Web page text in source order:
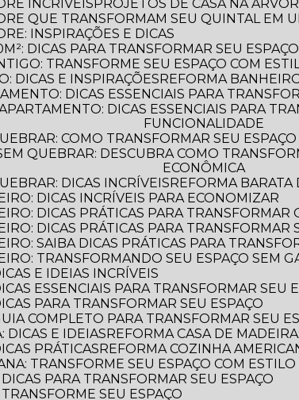
INCRÍVEIS
PROJETOS DE CASA NA
QUE TRANSFORMAM SEU QUINTAL EM
INSPIRAÇÕES E DICAS
DICAS PARA TRANSFORMAR SEU ESPAÇO
TRANSFORME SEU ESPAÇO COM
DICAS E INSPIRAÇÕES
REFORMA
DICAS ESSENCIAIS PARA
FUNCIONALIDADE
COMO TRANSFORMAR SEU
ECONÔMICA
DICAS INCRÍVEIS
REFORMA
DICAS INCRÍVEIS PARA ECONOMIZAR
DICAS PRÁTICAS PARA
DICAS PRÁTICAS PARA
SAIBA DICAS PRÁTICAS PARA
TRANSFORMANDO SEU ESPAÇO SEM
E IDEIAS INCRÍVEIS
ESSENCIAIS PARA TRANSFORMAR SEU
PARA TRANSFORMAR SEU ESPAÇO
COMPLETO PARA TRANSFORMAR SEU
DICAS E IDEIAS
REFORMA CASA DE
PRÁTICAS
REFORMA COZINHA
TRANSFORME SEU ESPAÇO COM
PARA TRANSFORMAR SEU ESPAÇO
SEU ESPAÇO